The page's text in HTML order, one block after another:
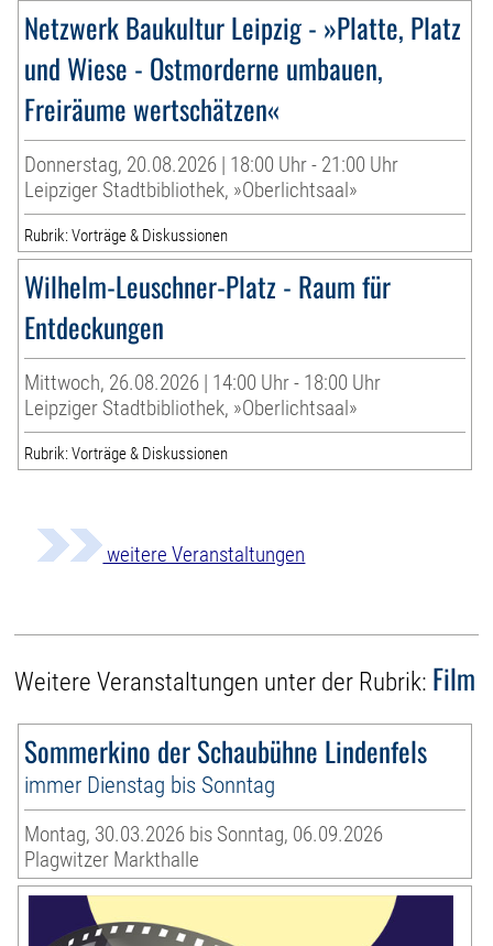
Netzwerk Baukultur Leipzig - »Platte, Platz
und Wiese - Ostmorderne umbauen,
Freiräume wertschätzen«
Donnerstag, 20.08.2026 | 18:00 Uhr - 21:00 Uhr
Leipziger Stadtbibliothek, »Oberlichtsaal»
Rubrik: Vorträge & Diskussionen
Wilhelm-Leuschner-Platz - Raum für
Entdeckungen
Mittwoch, 26.08.2026 | 14:00 Uhr - 18:00 Uhr
Leipziger Stadtbibliothek, »Oberlichtsaal»
Rubrik: Vorträge & Diskussionen
weitere Veranstaltungen
Weitere Veranstaltungen unter der Rubrik: Film
Sommerkino der Schaubühne Lindenfels
immer Dienstag bis Sonntag
Montag, 30.03.2026 bis Sonntag, 06.09.2026
Plagwitzer Markthalle